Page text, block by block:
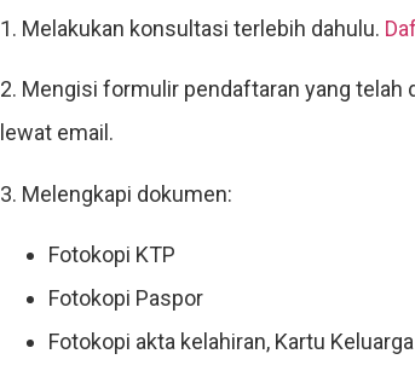
1. Melakukan konsultasi terlebih dahulu.
2. Mengisi formulir pendaftaran yang telah
lewat email.
3. Melengkapi dokumen:
Fotokopi KTP
Fotokopi Paspor
Fotokopi akta kelahiran, Kartu Keluarga